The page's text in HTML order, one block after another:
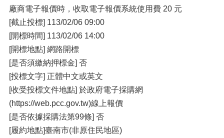
廠商電子報價時，收取電子報價系統使用費 20 元
[截止投標] 113/02/06 09:00
[開標時間] 113/02/06 14:00
[開標地點] 網路開標
[是否須繳納押標金] 否
[投標文字] 正體中文或英文
[收受投標文件地點] 於政府電子採購網
(https://web.pcc.gov.tw)線上報價
[是否依據採購法第99條] 否
[履約地點]臺南市(非原住民地區)